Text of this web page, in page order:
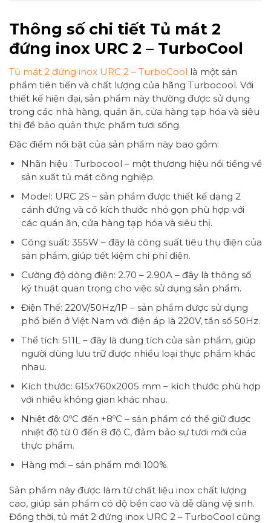
Thông số chi tiết Tủ mát 2
đứng inox URC 2 – TurboCool
Tủ mát 2 đứng inox URC 2 – TurboCool là một sản
phẩm tiên tiến và chất lượng của hãng Turbocool. Với
thiết kế hiện đại, sản phẩm này thường được sử dụng
trong các nhà hàng, quán ăn, cửa hàng tạp hóa và siêu
thị để bảo quản thực phẩm tươi sống.
Đặc điểm nổi bật của sản phẩm này bao gồm:
Nhãn hiệu : Turbocool – một thương hiệu nổi tiếng về
sản xuất tủ mát công nghiệp.
Model: URC 2S – sản phẩm được thiết kế dạng 2
cánh đứng và có kích thước nhỏ gọn phù hợp với
các quán ăn, cửa hàng tạp hóa và siêu thị.
Công suất: 355W – đây là công suất tiêu thụ điện của
sản phẩm, giúp tiết kiệm chi phí điện.
Cường độ dòng điện: 2.70 – 2.90A – đây là thông số
kỹ thuật quan trọng cho việc sử dụng sản phẩm.
Điện Thế: 220V/50Hz/1P – sản phẩm được sử dụng
phổ biến ở Việt Nam với điện áp là 220V, tần số 50Hz.
Thể tích: 511L – đây là dung tích của sản phẩm, giúp
người dùng lưu trữ được nhiều loại thực phẩm khác
nhau.
Kích thước: 615x760x2005 mm – kích thước phù hợp
với nhiều không gian khác nhau.
Nhiệt độ: 0ºC đến +8ºC – sản phẩm có thể giữ được
nhiệt độ từ 0 đến 8 độ C, đảm bảo sự tươi mới của
thực phẩm.
Hàng mới – sản phẩm mới 100%.
Sản phẩm này được làm từ chất liệu inox chất lượng
cao, giúp sản phẩm có độ bền cao và dễ dàng vệ sinh.
Đồng thời, tủ mát 2 đứng inox URC 2 – TurboCool cũng